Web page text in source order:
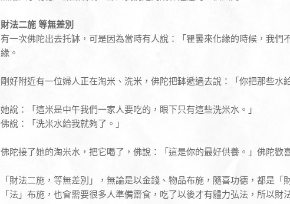
財法二施 等無差別
有一次佛陀出去托缽，可是因為當時有人說：「瞿曇來化緣的時候，我們
緣。
剛好附近有一位婦人正在淘米、洗米，佛陀把缽遞過去說：「你把那些水
她說：「這米是中午我們一家人要吃的，眼下只有這些洗米水。」
佛說：「洗米水給我就夠了。」
佛陀接了她的淘米水，把它喝了，佛說：「這是你的最好供養。」佛陀歡
「財法二施，等無差別」，無論是以金錢、物品布施，隨喜功德，都是「
「法」布施，也會需要很多人準備齋食，吃了以後才有體力弘法，所以財